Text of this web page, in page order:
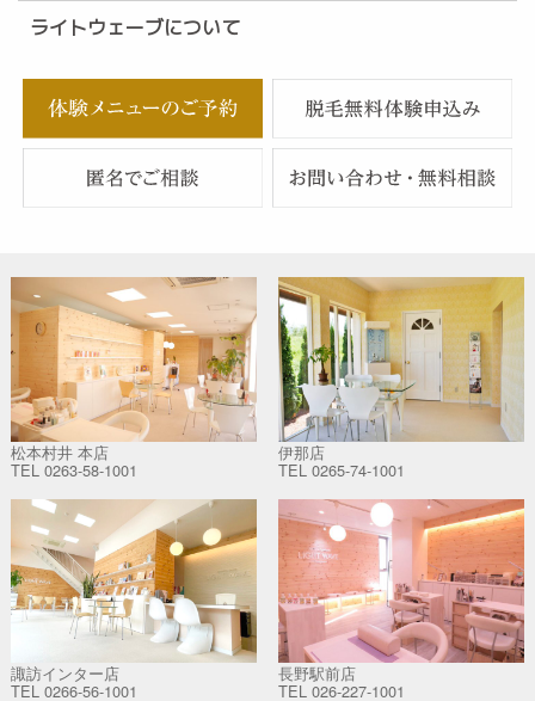
ライトウェーブについて
松本村井 本店
TEL 0263-58-1001
伊那店
TEL 0265-74-1001
諏訪インター店
TEL 0266-56-1001
長野駅前店
TEL 026-227-1001